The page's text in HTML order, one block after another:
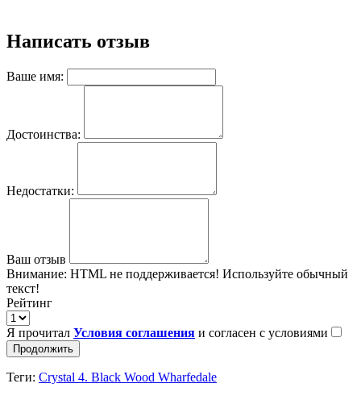
Написать отзыв
Ваше имя:
Достоинства:
Недостатки:
Ваш отзыв
Внимание: HTML не поддерживается! Используйте обычный
текст!
Рейтинг
Я прочитал Условия соглашения и согласен с условиями
Продолжить
Теги: Crystal 4. Black Wood Wharfedale